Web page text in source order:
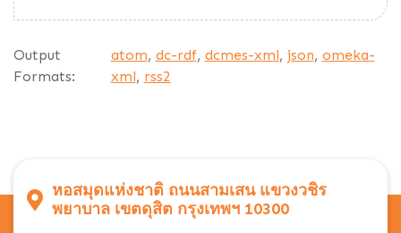
Output
Formats:
atom, dc-rdf, dcmes-xml, json, omeka-
xml, rss2
หอสมุดแห่งชาติ ถนนสามเสน แขวงวชิร
พยาบาล เขตดุสิต กรุงเทพฯ 10300